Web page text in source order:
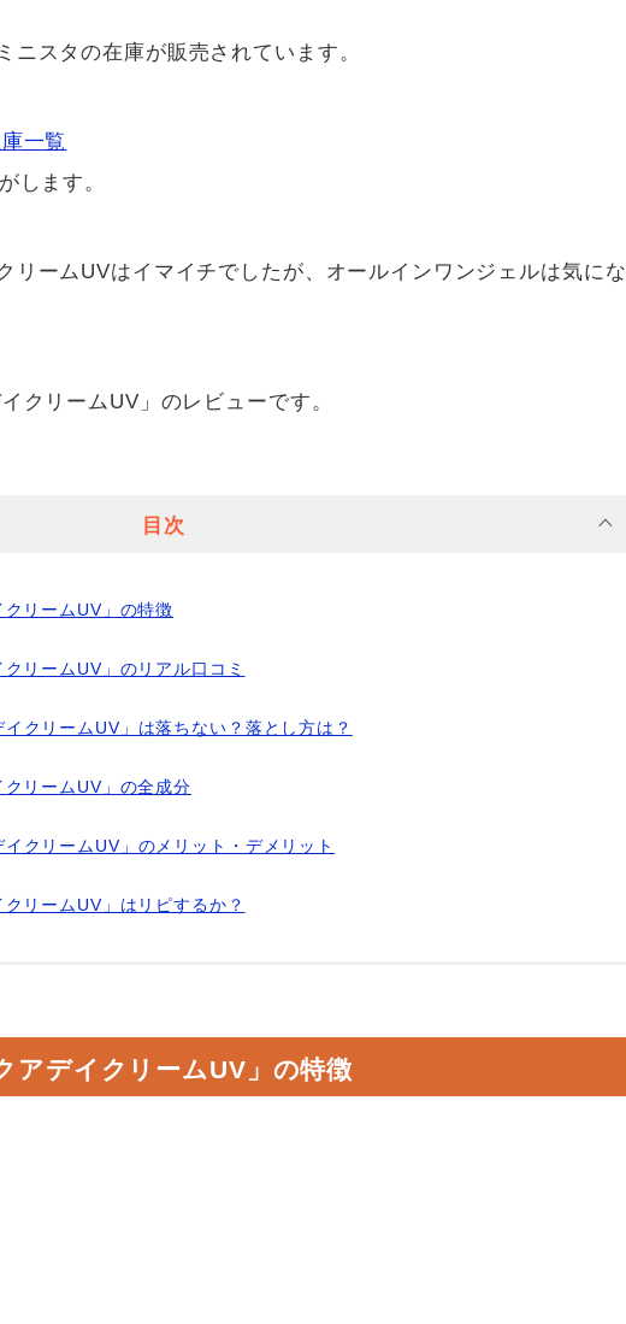
ニスタの在庫が販売されています。
一覧
します。
リームUVはイマイチでしたが、オールインワンジェルは気にな
クリームUV」のレビューです。
目次
リームUV」の特徴
リームUV」のリアル口コミ
クリームUV」は落ちない？落とし方は？
リームUV」の全成分
クリームUV」のメリット・デメリット
リームUV」はリピするか？
アデイクリームUV」の特徴